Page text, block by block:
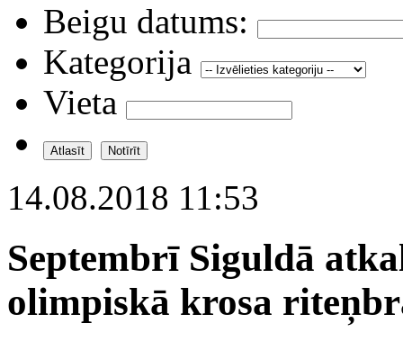
Beigu datums:
Kategorija
Vieta
14.08.2018 11:53
Septembrī Siguldā
olimpiskā krosa